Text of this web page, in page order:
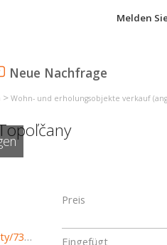
Melden
Neue Nachfrage
> Wohn- und erholungsobjekte verkauf
https://www.haloreality.sk/topolcany/predaj-rodinny-dom-topolcany---exkluzivne-halo-reality/73156
Preis
Eingefügt